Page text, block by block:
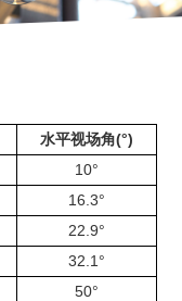
水平视场角(°)
10°
16.3°
22.9°
32.1°
50°